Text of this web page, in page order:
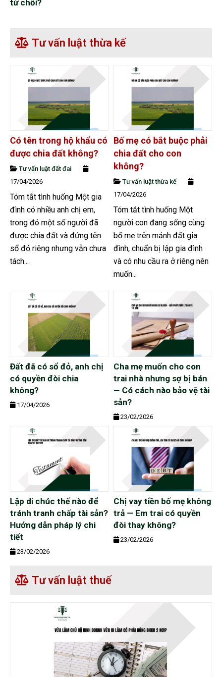
từ chối?
Tư vấn luật thừa kế
Có tên trong hộ khẩu có
được chia đất không?
Tư vấn luật đất đai
17/04/2026
Tóm tắt tình huống Một gia
đình có nhiều anh chị em,
trong đó một số người đã
được chia đất và đứng tên
sổ đỏ riêng nhưng vẫn chưa
tách...
Bố mẹ có bắt buộc phải
chia đất cho con
không?
Tư vấn luật thừa kế
17/04/2026
Tóm tắt tình huống Một
người con đang sống cùng
bố mẹ trên mảnh đất gia
đình, chuẩn bị lập gia đình
và có nhu cầu ra ở riêng nên
muốn...
Đất đã có sổ đỏ, anh chị
có quyền đòi chia
không?
17/04/2026
Cha mẹ muốn cho con
trai nhà nhưng sợ bị bán
— Có cách nào bảo vệ tài
sản?
23/02/2026
Lập di chúc thế nào để
tránh tranh chấp tài sản?
Hướng dẫn pháp lý chi
tiết
23/02/2026
Chị vay tiền bố mẹ không
trả — Em trai có quyền
đòi thay không?
23/02/2026
Tư vấn luật thuế